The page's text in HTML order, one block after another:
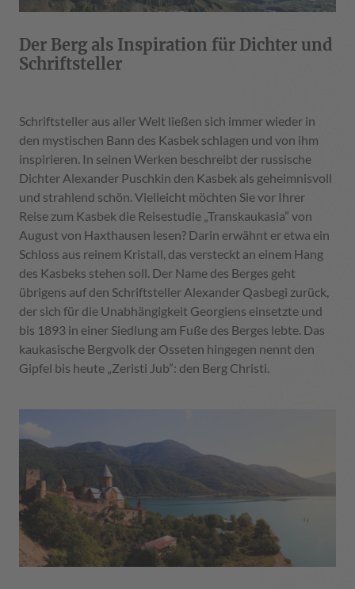
Der Berg als Inspiration für Dichter und
Schriftsteller
Schriftsteller aus aller Welt ließen sich immer wieder in
den mystischen Bann des Kasbek schlagen und von ihm
inspirieren. In seinen Werken beschreibt der russische
Dichter Alexander Puschkin den Kasbek als geheimnisvoll
und strahlend schön. Vielleicht möchten Sie vor Ihrer
Reise zum Kasbek die Reisestudie „Transkaukasia” von
August von Haxthausen lesen? Darin erwähnt er etwa ein
Schloss aus reinem Kristall, das versteckt an einem Hang
des Kasbeks stehen soll. Der Name des Berges geht
übrigens auf den Schriftsteller Alexander Qasbegi zurück,
der sich für die Unabhängigkeit Georgiens einsetzte und
bis 1893 in einer Siedlung am Fuße des Berges lebte. Das
kaukasische Bergvolk der Osseten hingegen nennt den
Gipfel bis heute „Zeristi Jub”: den Berg Christi.